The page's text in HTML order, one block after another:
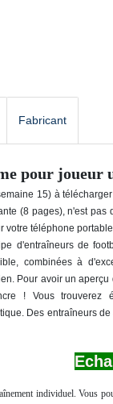
Fabricant
pour joueur
15) à
(8 pages), n'est pas
téléphone
d'entraîneurs de
combinées à
Pour avoir un aperçu
! Vous trouverez
Des entraîneurs
individuel. Vous